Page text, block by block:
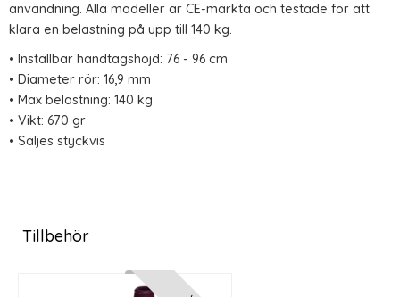
användning. Alla modeller är CE-märkta och testade för att
klara en belastning på upp till 140 kg.
• Inställbar handtagshöjd: 76 - 96 cm
• Diameter rör: 16,9 mm
• Max belastning: 140 kg
• Vikt: 670 gr
• Säljes styckvis
Tillbehör